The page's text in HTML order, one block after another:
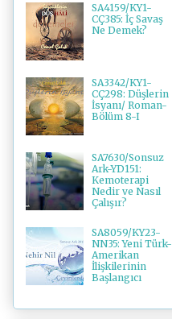
SA4159/KY1-
CÇ385: İç Savaş
Ne Demek?
SA3342/KY1-
CÇ298: Düşlerin
İsyanı/ Roman-
Bölüm 8-I
SA7630/Sonsuz
Ark-YD151:
Kemoterapi
Nedir ve Nasıl
Çalışır?
SA8059/KY23-
NN35: Yeni Türk-
Amerikan
İlişkilerinin
Başlangıcı